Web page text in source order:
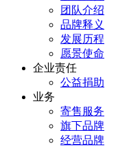
团队介绍
品牌释义
发展历程
愿景使命
企业责任
公益捐助
业务
寄售服务
旗下品牌
经营品牌